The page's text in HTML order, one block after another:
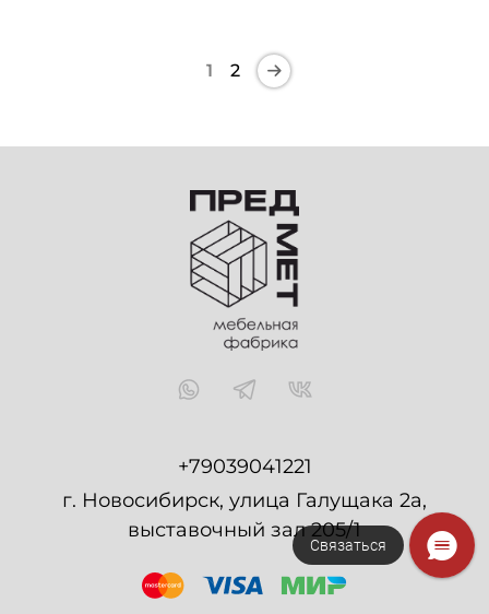
1 2
+79039041221
г. Новосибирск, улица Галущака 2а,
выставочный зал 205/1
Связаться